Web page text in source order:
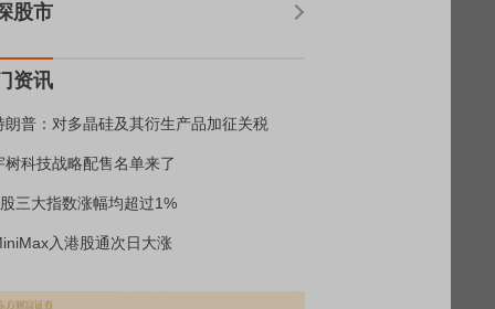
股市
资讯
朗普：对多晶硅及其衍生产品加征关税
树科技战略配售名单来了
三大指数涨幅均超过1%
入港股通次日大涨